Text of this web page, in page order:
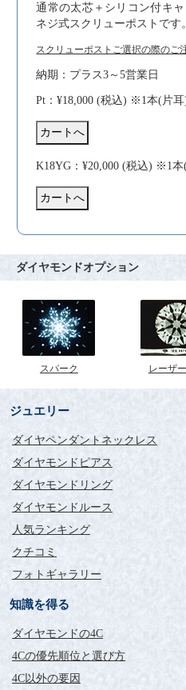
通常の太芯＋シリコン付キ
ネジ式スクリューポストです。
スクリューポストご選択の際のご
納期：プラス3～5営業日
Pt：¥18,000 (税込) ※1本(片
K18YG：¥20,000 (税込) ※1
ダイヤモンドオプション
スパーク レーザ
ジュエリー
ダイヤペンダントネックレス
ダイヤモンドピアス
ダイヤモンドリング
ダイヤモンドルース
人気ランキング
クチコミ
フォトギャラリー
知識を得る
ダイヤモンドの4C
4Cの優先順位と選び方
4C以外の要因